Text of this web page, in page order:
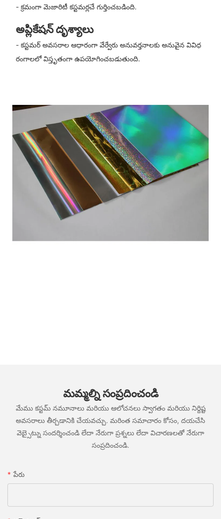
- క్రమంగా మెజారిటీ కస్టమర్లచే గుర్తించబడింది.
అప్లికేషన్ దృశ్యాలు
- కస్టమర్ అవసరాల ఆధారంగా వేర్వేరు అనువర్తనాలకు అనువైన వివిధ
రంగాలలో విస్తృతంగా ఉపయోగించబడుతుంది.
మమ్మల్ని సంప్రదించండి
మేము కస్టమ్ నమూనాలు మరియు ఆలోచనలు స్వాగతం మరియు నిర్దిష్ట
అవసరాలు తీర్చడానికి చేయవచ్చు. మరింత సమాచారం కోసం, దయచేసి
వెబ్సైట్ను సందర్శించండి లేదా నేరుగా ప్రశ్నలు లేదా విచారణలతో నేరుగా
సంప్రదించండి.
పేరు